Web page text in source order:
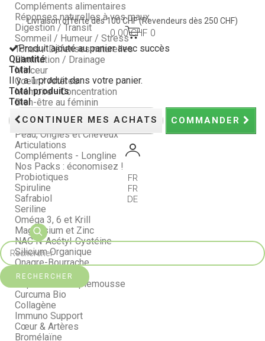
Livraison offerte dès 100 CHF(Revendeurs dès 250 CHF)
0.00 CHF 0
Produit ajouté au panier avec succès
Quantité
Total
Il y a 1 produit dans votre panier.
Total produits
Total
CONTINUER MES ACHATS COMMANDER
FR
FR
DE
RECHERCHER
Compléments alimentaires
Réponses naturelles à vos maux
Digestion / Transit
Sommeil / Humeur / Stress
Tonus / Défenses naturelles
Elimination / Drainage
Minceur
Coeur / Artères
Mémoire - Concentration
Bien-être au féminin
Bien-être au masculin
Vision / Yeux
Peau, Ongles et Cheveux
Articulations
Compléments - Longline
Nos Packs : économisez !
Probiotiques
Spiruline
Safrabiol
Seriline
Oméga 3, 6 et Krill
Magnésium et Zinc
NAC N-Acétyl-Cystéine
Silicium Organique
Onagre-Bourrache
Maca Bio
Pépins de Pamplemousse
Curcuma Bio
Collagène
Immuno Support
Cœur & Artères
Bromélaïne